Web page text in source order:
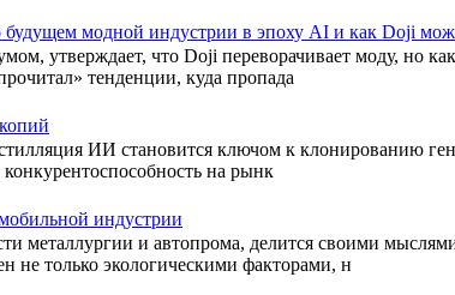
модной индустрии в эпоху AI и как Doji
утверждает, что Doji переворачивает моду, но
тенденции, куда пропада
ИИ становится ключом к клонированию
на рынк
индустрии
металлургии и автопрома, делится своими
не только экологическими факторами, н